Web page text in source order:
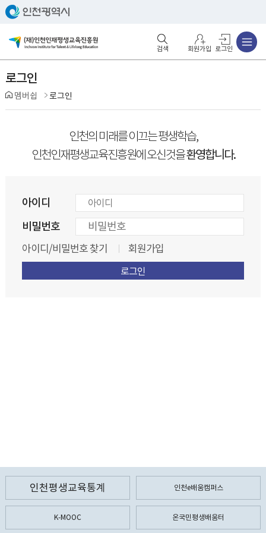
회원가입 로그인
로그인
멤버쉽 로그인
인천의 미래를 이끄는 평생학습,
인천인재평생교육진흥원에 오신것을환영합니다.
아이디
비밀번호
아이디/비밀번호 찾기 회원가입
인천평생교육통계 인천e배움캠퍼스
K-MOOC 온국민평생배움터